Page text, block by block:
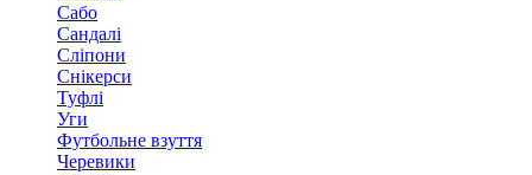
Сабо
Сандалі
Сліпони
Снікерси
Туфлі
Уги
Футбольне взуття
Черевики